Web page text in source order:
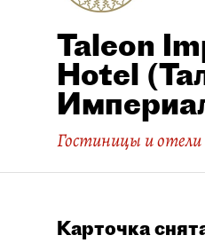
Taleon
Hotel
Гостиницы и отели
Карточка